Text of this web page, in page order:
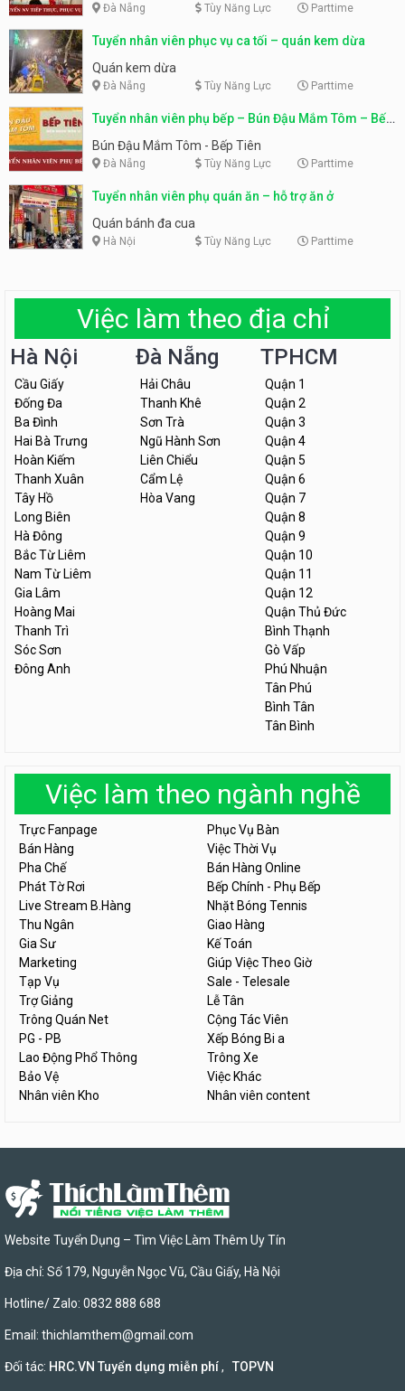
Đà Nẵng Tùy Năng Lực Parttime
Tuyển nhân viên phục vụ ca tối – quán kem dừa
Quán kem dừa
Đà Nẵng Tùy Năng Lực Parttime
Tuyển nhân viên phụ bếp – Bún Đậu Mắm Tôm – Bếp
Tiên
Bún Đậu Mắm Tôm - Bếp Tiên
Đà Nẵng Tùy Năng Lực Parttime
Tuyển nhân viên phụ quán ăn – hỗ trợ ăn ở
Quán bánh đa cua
Hà Nội Tùy Năng Lực Parttime
Việc làm theo địa chỉ
Hà Nội
Cầu Giấy
Đống Đa
Ba Đình
Hai Bà Trưng
Hoàn Kiếm
Thanh Xuân
Tây Hồ
Long Biên
Hà Đông
Bắc Từ Liêm
Nam Từ Liêm
Gia Lâm
Hoàng Mai
Thanh Trì
Sóc Sơn
Đông Anh
Đà Nẵng
Hải Châu
Thanh Khê
Sơn Trà
Ngũ Hành Sơn
Liên Chiểu
Cẩm Lệ
Hòa Vang
TPHCM
Quận 1
Quận 2
Quận 3
Quận 4
Quận 5
Quận 6
Quận 7
Quận 8
Quận 9
Quận 10
Quận 11
Quận 12
Quận Thủ Đức
Bình Thạnh
Gò Vấp
Phú Nhuận
Tân Phú
Bình Tân
Tân Bình
Việc làm theo ngành nghề
Trực Fanpage
Phục Vụ Bàn
Bán Hàng
Việc Thời Vụ
Pha Chế
Bán Hàng Online
Phát Tờ Rơi
Bếp Chính - Phụ Bếp
Live Stream B.Hàng
Nhặt Bóng Tennis
Thu Ngân
Giao Hàng
Gia Sư
Kế Toán
Marketing
Giúp Việc Theo Giờ
Tạp Vụ
Sale - Telesale
Trợ Giảng
Lễ Tân
Trông Quán Net
Cộng Tác Viên
PG - PB
Xếp Bóng Bi a
Lao Động Phổ Thông
Trông Xe
Bảo Vệ
Việc Khác
Nhân viên Kho
Nhân viên content
Website Tuyển Dụng – Tìm Việc Làm Thêm Uy Tín
Địa chỉ: Số 179, Nguyễn Ngọc Vũ, Cầu Giấy, Hà Nội
Hotline/ Zalo: 0832 888 688
Email: thichlamthem@gmail.com
Đối tác: HRC.VN Tuyển dụng miễn phí, TOPVN